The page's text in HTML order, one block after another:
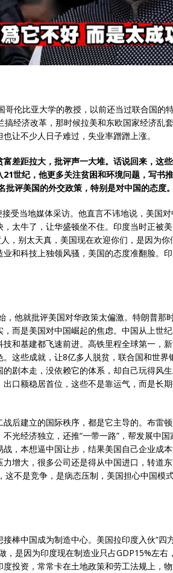
哥伦比亚大学的教授，以前还当过联合国的
经济改革，那时候拉美和东欧国家经济乱
让不少人日子难过，失业率蹭蹭上涨。
差距拉大，批评声一大堆。话说回来，这
世纪，他更多关注贫困和环境问题，写书
评美国的外交政策，特别是对中国的态度。
受当地媒体采访。他直言不讳地说，美国对
太牛了，让华盛顿坐不住。印度当时正被
，别太天真，美国现在欢迎你们，是因为你
和科技上独领风骚，美国的态度准翻脸。
他就批评美国对华政策太偏激。特朗普那
而是美国对中国崛起的焦虑。中国从上世
和基建都飞速前进。高铁里程全球第一，
这些成就，让8亿多人脱贫，联合国和世界
剧本走，没依赖它的体系，却自己玩得风
口额稳居首位，这些不是靠运气，而是长
后建立的国际秩序，都是它主导的。布雷
光经济独立，还推“一带一路”，帮发展中国
，本想逼中国让步，结果美国自己企业成
增大，很多公司还是得从中国进口，转道
不是竞争，是病态压制，美国担心中国模
棒中国成为制造中心。美国拉印度入伙“四
，是因为印度现在制造业只占GDP15%左右
投资，常常卡在土地政策和劳工法规上，